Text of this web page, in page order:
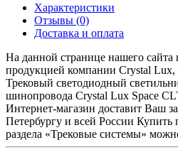
Характеристики
Отзывы (0)
Доставка и оплата
На данной странице нашего сайта
продукцией компании Crystal Lux,
Трековый светодиодный
шинопровода Crystal Lux Space
Интернет-магазин доставит Ваш
Петербургу и всей России Купить
раздела «Трековые системы»